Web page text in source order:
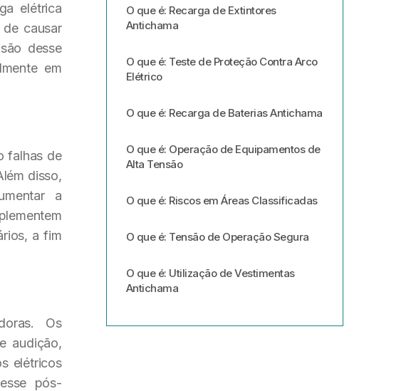
elétrica
causar
desse
em
falhas de
disso,
a
a fim
Os
audição,
elétricos
pós-
O que é: Recarga de Extintores
Antichama
O que é: Teste de Proteção Contra Arco
Elétrico
O que é: Recarga de Baterias Antichama
O que é: Operação de Equipamentos de
Alta Tensão
O que é: Riscos em Áreas Classificadas
O que é: Tensão de Operação Segura
O que é: Utilização de Vestimentas
Antichama